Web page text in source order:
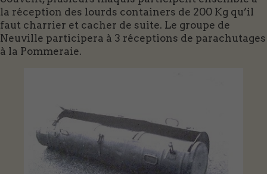
la réception des lourds containers de 200 Kg qu’il
faut charrier et cacher de suite. Le groupe de
Neuville participera à 3 réceptions de parachutages
à la Pommeraie.